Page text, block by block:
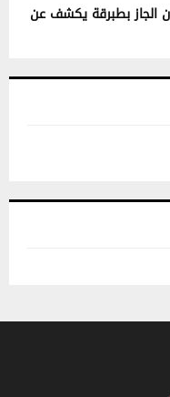
بطبرقة يكشف عن